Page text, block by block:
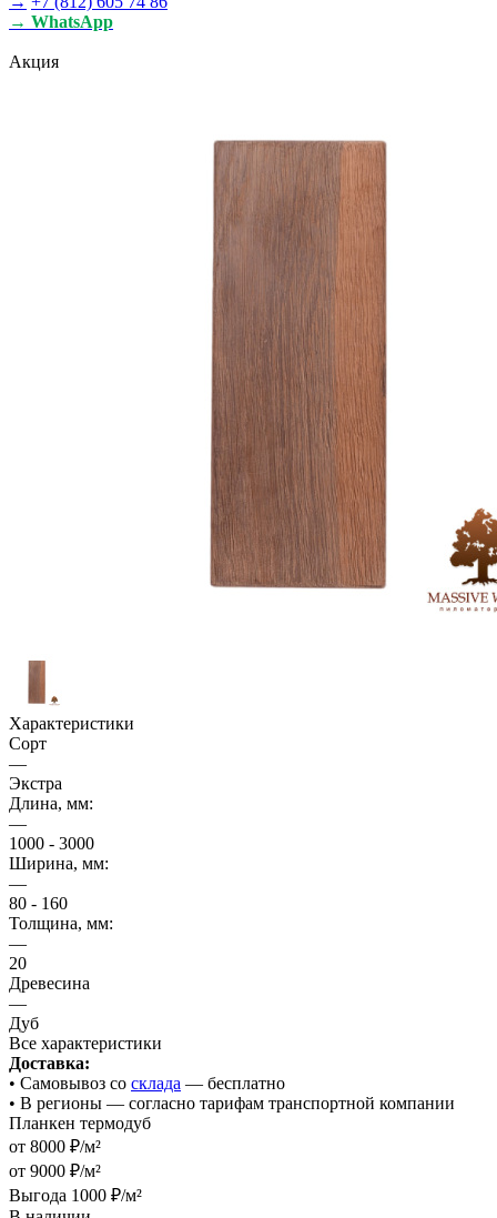
→ WhatsApp
Акция
Характеристики
Сорт
—
Экстра
Длина, мм:
—
1000 - 3000
Ширина, мм:
—
80 - 160
Толщина, мм:
—
20
Древесина
—
Дуб
Все характеристики
Доставка:
• Cамовывоз со склада — бесплатно
• В регионы — согласно тарифам транспортной компании
Планкен термодуб
от 8000 ₽/м²
от 9000 ₽/м²
Выгода 1000 ₽/м²